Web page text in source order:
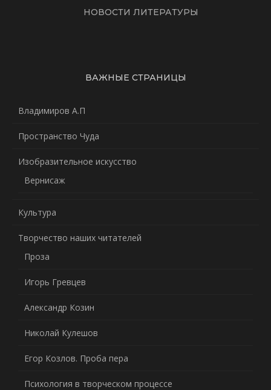
НОВОСТИ ЛИТЕРАТУРЫ
ВАЖНЫЕ СТРАНИЦЫ
Владимиров А.П
Пространство Чуда
Изобразительное искусство
Вернисаж
Культура
Творчество наших читателей
Проза
Игорь Гревцев
Александр Козин
Николай Кулешов
Егор Козлов. Проба пера
Психология в творческом процессе